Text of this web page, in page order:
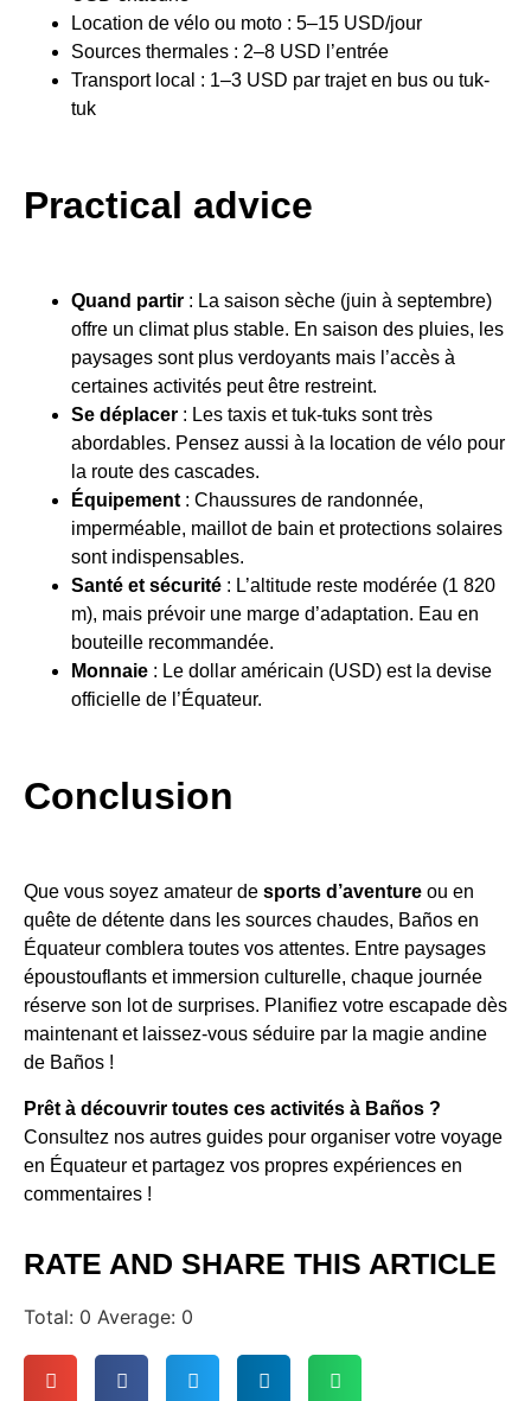
Location de vélo ou moto : 5–15 USD/jour
Sources thermales : 2–8 USD l’entrée
Transport local : 1–3 USD par trajet en bus ou tuk-
tuk
Practical advice
Quand partir : La saison sèche (juin à septembre)
offre un climat plus stable. En saison des pluies, les
paysages sont plus verdoyants mais l’accès à
certaines activités peut être restreint.
Se déplacer : Les taxis et tuk-tuks sont très
abordables. Pensez aussi à la location de vélo pour
la route des cascades.
Équipement : Chaussures de randonnée,
imperméable, maillot de bain et protections solaires
sont indispensables.
Santé et sécurité : L’altitude reste modérée (1 820
m), mais prévoir une marge d’adaptation. Eau en
bouteille recommandée.
Monnaie : Le dollar américain (USD) est la devise
officielle de l’Équateur.
Conclusion
Que vous soyez amateur de sports d’aventure ou en
quête de détente dans les sources chaudes, Baños en
Équateur comblera toutes vos attentes. Entre paysages
époustouflants et immersion culturelle, chaque journée
réserve son lot de surprises. Planifiez votre escapade dès
maintenant et laissez-vous séduire par la magie andine
de Baños !
Prêt à découvrir toutes ces activités à Baños ?
Consultez nos autres guides pour organiser votre voyage
en Équateur et partagez vos propres expériences en
commentaires !
RATE AND SHARE THIS ARTICLE
Total: 0 Average: 0